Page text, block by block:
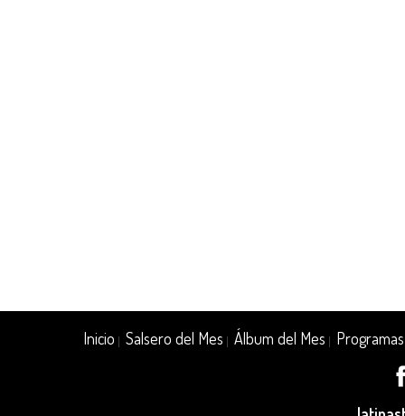
Inicio |Salsero del Mes |Álbum del Mes Programas